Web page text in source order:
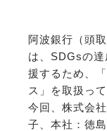
阿波銀行（頭
は、SDGsの
援するため、
ス」を取扱って
今回、株式会
子、本社：徳